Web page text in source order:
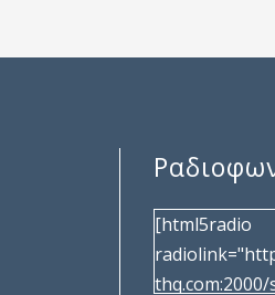
[html5radio